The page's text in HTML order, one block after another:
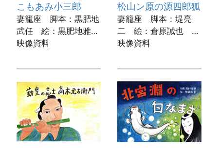
こもあみ小三郎
妻籠座 脚本：黒肥地
武任 絵：黒肥地雅
任 実演：安達里津子
書館
映像資料
松山ン原の源四郎狐
妻籠座 脚本：堤亮
二 絵：倉原誠也 実
演：岡本寿美子
書館
映像資料